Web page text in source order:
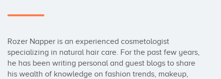
Rozer Napper is an experienced cosmetologist
specializing in natural hair care. For the past few years,
he has been writing personal and guest blogs to share
his wealth of knowledge on fashion trends, makeup,